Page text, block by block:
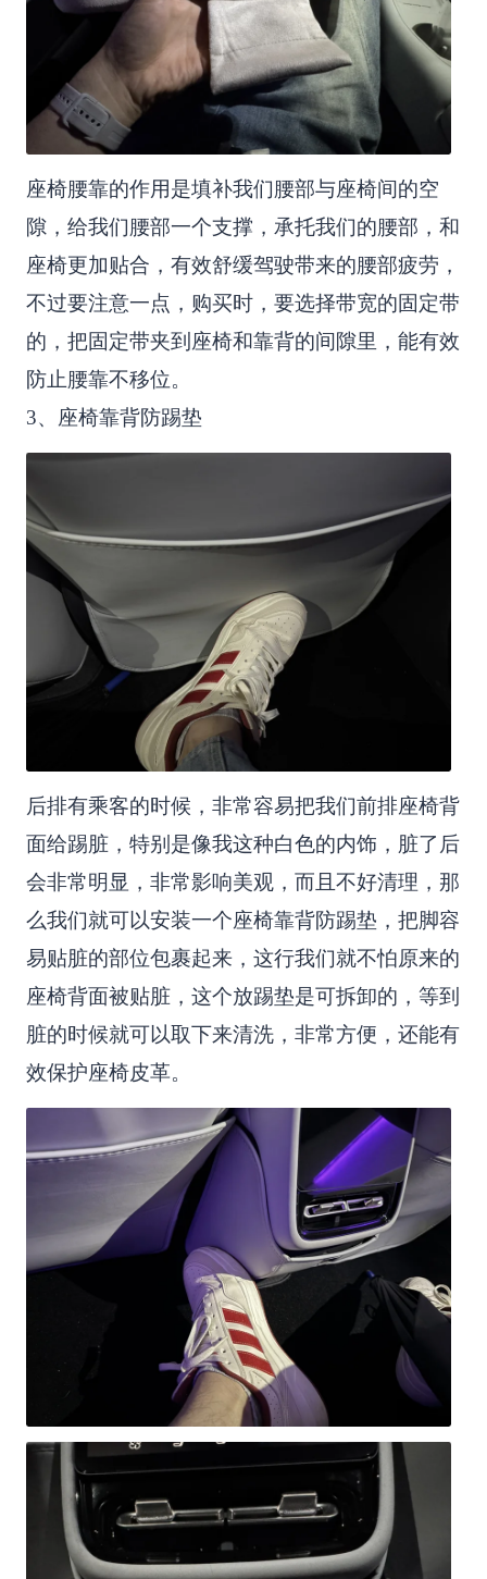
座椅腰靠的作用是填补我们腰部与座椅间的空
隙，给我们腰部一个支撑，承托我们的腰部，和
座椅更加贴合，有效舒缓驾驶带来的腰部疲劳，
不过要注意一点，购买时，要选择带宽的固定带
的，把固定带夹到座椅和靠背的间隙里，能有效
防止腰靠不移位。
3、座椅靠背防踢垫
后排有乘客的时候，非常容易把我们前排座椅背
面给踢脏，特别是像我这种白色的内饰，脏了后
会非常明显，非常影响美观，而且不好清理，那
么我们就可以安装一个座椅靠背防踢垫，把脚容
易贴脏的部位包裹起来，这行我们就不怕原来的
座椅背面被贴脏，这个放踢垫是可拆卸的，等到
脏的时候就可以取下来清洗，非常方便，还能有
效保护座椅皮革。